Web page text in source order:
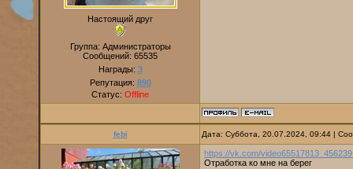
Настоящий друг
Группа: Администраторы
Сообщений: 65535
Награды: 3
Репутация: 890
Статус: Offline
febi Дата: Суббота, 20.07.2024, 09:44 |
https://vk.com/
Отработка ко мне на берег